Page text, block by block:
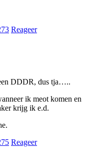
Reageer
DDDR, dus tja…..
ik meot komen en
krijg ik e.d.
Reageer